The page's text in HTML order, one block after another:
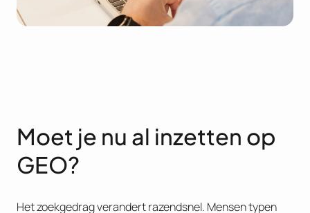
Moet je nu al inzetten op
GEO?
Het zoekgedrag verandert razendsnel. Mensen typen